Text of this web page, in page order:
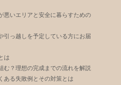
悪いエリアと安全に暮らすための
引っ越しを予定している方にお届
は
む？理想の完成までの流れを解説
ある失敗例とその対策とは